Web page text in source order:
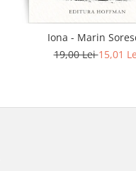
Iona - Marin
19,00 Lei15,01